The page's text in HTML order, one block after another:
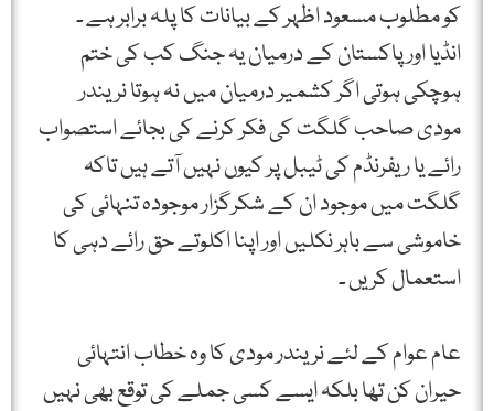
کو مطلوب مسعود اظہر کے بیانات کا پلہ برابر ہے ۔
انڈیا اور پاکستان کے درمیان یہ جنگ کب کی ختم
ہوچکی ہوتی اگر کشمیر درمیان میں نہ ہوتا نریندر
مودی صاحب گلگت کی فکر کرنے کی بجائے استصواب
رائے یا ریفرنڈم کی ٹیبل پر کیوں نہیں آتے ہیں تاکہ
گلگت میں موجود ان کے شکرگزار موجودہ تنہائی کی
خاموشی سے باہر نکلیں اور اپنا اکلوتے حق رائے دہی کا
استعمال کریں ۔
عام عوام کے لئے نریندر مودی کا وہ خطاب انتہائی
حیران کن تھا بلکہ ایسے کسی جملے کی توقع بھی نہیں